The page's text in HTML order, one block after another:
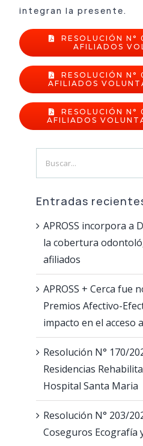
Programas de Salud
Red de Farmacias
Tiras e Insulinas
Vacuna contra el Dengue
Farmacias Adheridas
Pagá tu cuota
Guía de Validación
Guía de Validación APROSS
Plataforma de validación
Reclamos Preliquidaciones
integran la presente.
RESOLUCIÓN N°
AFILIADOS
RESOLUCIÓN N°
AFILIADOS
RESOLUCIÓN N°
AFILIADOS
Entradas
APROSS incorpora a
la cobertura
afiliados
APROSS + Cerca fue
Premios Afectivo-
impacto en el acceso
Resolución N° 170/
Residencias
Hospital Santa Maria
Resolución N° 203/
Coseguros Ecografía